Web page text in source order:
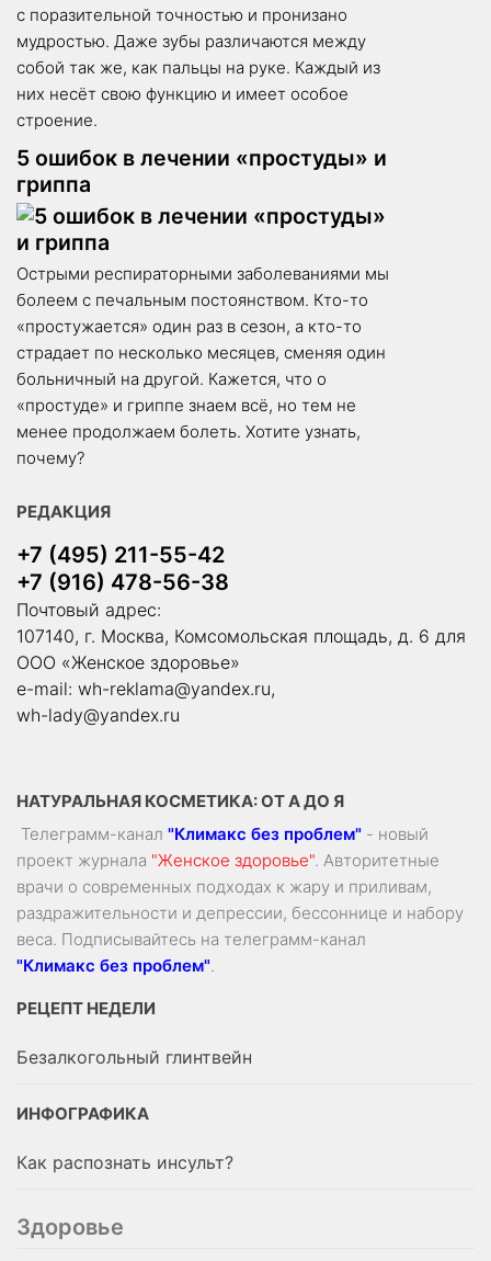
с поразительной точностью и пронизано
мудростью. Даже зубы различаются между
собой так же, как пальцы на руке. Каждый из
них несёт свою функцию и имеет особое
строение.
5 ошибок в лечении «простуды» и
гриппа
Острыми респираторными заболеваниями мы
болеем с печальным постоянством. Кто-то
«простужается» один раз в сезон, а кто-то
страдает по несколько месяцев, сменяя один
больничный на другой. Кажется, что о
«простуде» и гриппе знаем всё, но тем не
менее продолжаем болеть. Хотите узнать,
почему?
РЕДАКЦИЯ
+7 (495) 211-55-42
+7 (916) 478-56-38
Почтовый адрес:
107140, г. Москва, Комсомольская площадь, д. 6 для
ООО «Женское здоровье»
e-mail: wh-reklama@yandex.ru,
wh-lady@yandex.ru
НАТУРАЛЬНАЯ КОСМЕТИКА: ОТ А ДО Я
Телеграмм-канал "Климакс без проблем" - новый
проект журнала "Женское здоровье". Авторитетные
врачи о современных подходах к жару и приливам,
раздражительности и депрессии, бессоннице и набору
веса. Подписывайтесь на телеграмм-канал
"Климакс без проблем".
РЕЦЕПТ НЕДЕЛИ
Безалкогольный глинтвейн
ИНФОГРАФИКА
Как распознать инсульт?
Здоровье